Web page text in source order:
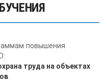
повышения
труда на объектах